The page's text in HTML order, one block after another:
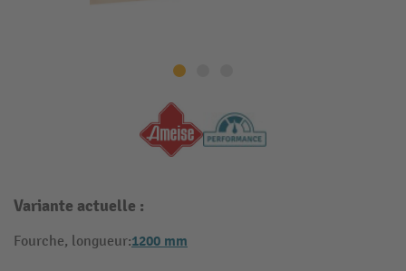
Variante actuelle :
Fourche, longueur:1200 mm